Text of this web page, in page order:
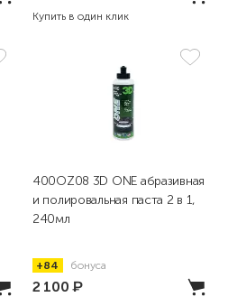
Купить в один клик
400OZ08 3D ONE абразивная
и полировальная паста 2 в 1,
240мл
+84 бонуса
2 100₽